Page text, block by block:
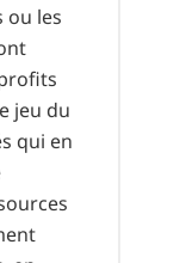
ou les
jeu du
qui en